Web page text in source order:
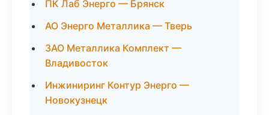
ПК Лаб Энерго — Брянск
АО Энерго Металлика — Тверь
ЗАО Металлика Комплект —
Владивосток
Инжиниринг Контур Энерго —
Новокузнецк